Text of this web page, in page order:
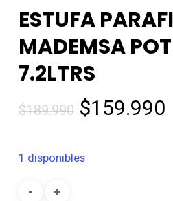
ESTUFA
MADEMSA
7.2LTRS
$189.990 El
era:
$159.990El
1 disponibles